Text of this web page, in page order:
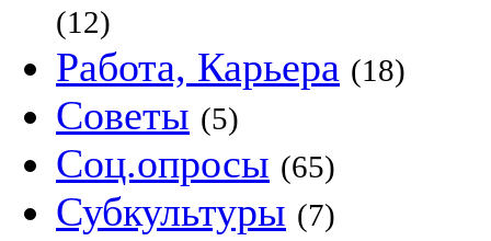
(12)
Работа, Карьера (18)
Советы (5)
Соц.опросы (65)
Субкультуры (7)